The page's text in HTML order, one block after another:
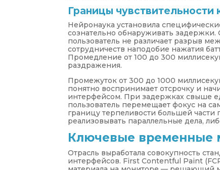
Границы чувствительности
Нейронаука установила
сознательно обнаруживать задержки.
пользователь не различает разрыв
сотрудничеств наподобие нажатия
Промедление от 100 до 300
раздражения.
Промежуток от 300 до 1000
понятно воспринимает отсрочку и
интерфейсом. При задержках свыше
пользователь перемещает фокус на
границу терпеливости большей части
реализовывать параллельные дела,
Ключевые временные
Отрасль выработала совокупность
интерфейсов. First Contentful Paint